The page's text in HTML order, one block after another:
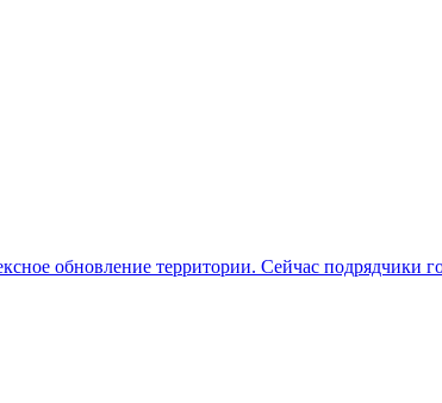
обновление территории. Сейчас подрядчики